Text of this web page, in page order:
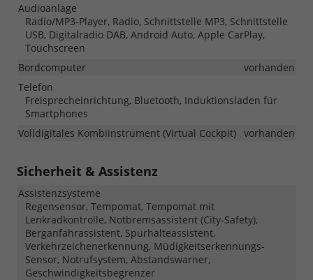
Audioanlage
Radio/MP3-Player, Radio, Schnittstelle MP3, Schnittstelle
USB, Digitalradio DAB, Android Auto, Apple CarPlay,
Touchscreen
Bordcomputer
vorhanden
Telefon
Freisprecheinrichtung, Bluetooth, Induktionsladen für
Smartphones
Volldigitales Kombiinstrument (Virtual Cockpit) vorhanden
Sicherheit & Assistenz
Assistenzsysteme
Regensensor, Tempomat, Tempomat mit
Lenkradkontrolle, Notbremsassistent (City-Safety),
Berganfahrassistent, Spurhalteassistent,
Verkehrzeichenerkennung, Müdigkeitserkennungs-
Sensor, Notrufsystem, Abstandswarner,
Geschwindigkeitsbegrenzer